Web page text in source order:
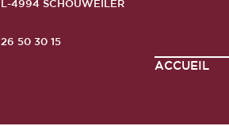
L-4994 SCHOUWEILER
26 50 30 15
ACCUEIL